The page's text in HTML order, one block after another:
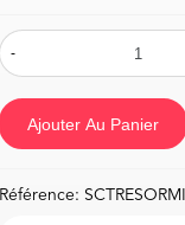
-
Ajouter Au Panier
Référence: